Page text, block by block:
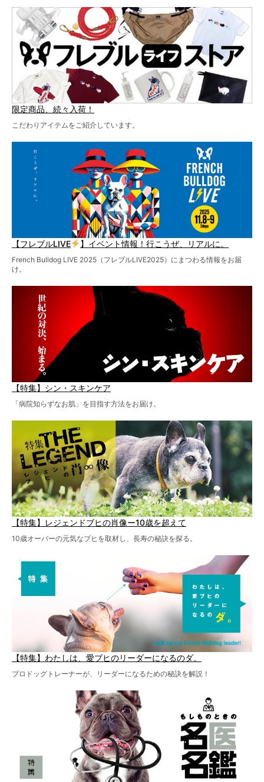
ど、内容盛りだくさんでお送りしていますので、最後まで
お見逃しなく！
限定商品、続々入荷！
こだわりアイテムをご紹介しています。
【フレブルLIVE 】イベント情報！行こうぜ、リアルに。
French Bulldog LIVE 2025（フレブルLIVE2025）にまつわる情報をお届
け。
【特集】シン・スキンケア
「病院知らずなお肌」を目指す方法をお届け。
【特集】レジェンドブヒの肖像ー10歳を超えて
10歳オーバーの元気なブヒを取材し、長寿の秘訣を探る。
【特集】わたしは、愛ブヒのリーダーになるのダ。
プロドッグトレーナーが、リーダーになるための秘訣を解説！